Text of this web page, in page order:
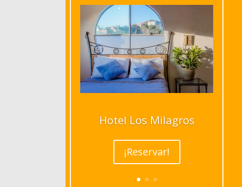
Hotel Los Milagros
¡Reservar!